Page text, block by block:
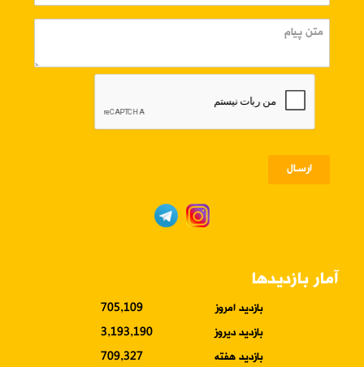
ارسـال
آمار بازدیدها
بازدید امروز
705,109
بازدید دیروز
3,193,190
بازدید هفته
709,327